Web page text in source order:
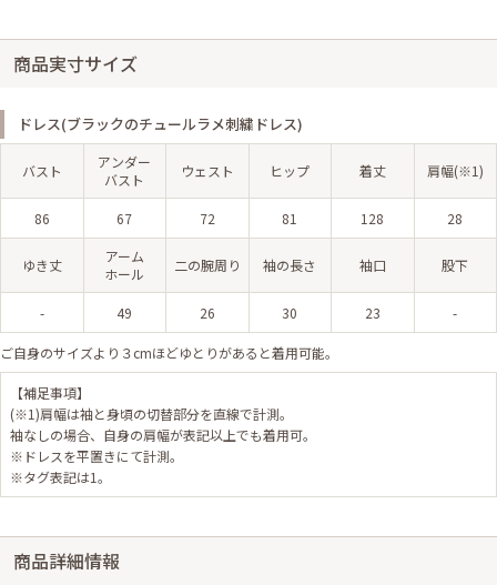
商品実寸サイズ
ドレス(ブラックのチュールラメ刺繍ドレス)
バスト
アンダー
バスト
ウェスト ヒップ 着丈 肩幅(※1)
86 67 72 81 128 28
ゆき丈
アーム
ホール
二の腕周り 袖の長さ 袖口 股下
- 49 26 30 23 -
ご自身のサイズより３cmほどゆとりがあると着用可能。
【補足事項】
(※1)肩幅は袖と身頃の切替部分を直線で計測。
袖なしの場合、自身の肩幅が表記以上でも着用可。
※ドレスを平置きにて計測。
※タグ表記は1。
商品詳細情報